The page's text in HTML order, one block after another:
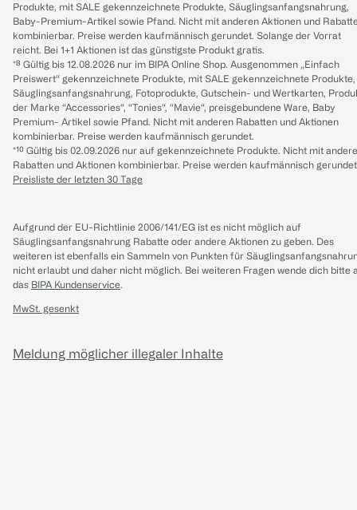
Produkte, mit SALE gekennzeichnete Produkte, Säuglingsanfangsnahrung,
Baby-Premium-Artikel sowie Pfand. Nicht mit anderen Aktionen und
kombinierbar. Preise werden kaufmännisch gerundet. Solange der Vorrat
reicht. Bei 1+1 Aktionen ist das günstigste Produkt gratis.
*⁸ Gültig bis 12.08.2026 nur im BIPA Online Shop. Ausgenommen „Einfach
Preiswert“ gekennzeichnete Produkte, mit SALE gekennzeichnete Produkte,
Säuglingsanfangsnahrung, Fotoprodukte, Gutschein- und Wertkarten,
der Marke “Accessories“, “Tonies“, “Mavie“, preisgebundene Ware, Baby
Premium- Artikel sowie Pfand. Nicht mit anderen Rabatten und Aktionen
kombinierbar. Preise werden kaufmännisch gerundet.
*¹⁰ Gültig bis 02.09.2026 nur auf gekennzeichnete Produkte. Nicht mit
Rabatten und Aktionen kombinierbar. Preise werden kaufmännisch
Preisliste der letzten 30 Tage
Aufgrund der EU-Richtlinie 2006/141/EG ist es nicht möglich auf
Säuglingsanfangsnahrung Rabatte oder andere Aktionen zu geben. Des
weiteren ist ebenfalls ein Sammeln von Punkten für
nicht erlaubt und daher nicht möglich. Bei weiteren Fragen wende dich bitte
das BIPA Kundenservice.
MwSt. gesenkt
Meldung möglicher illegaler Inhalte